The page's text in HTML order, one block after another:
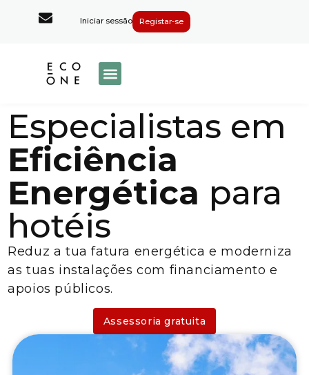
Iniciar sessão Registar-se
Especialistas em
Eficiência
Energética para
hotéis
Reduz a tua fatura energética e moderniza
as tuas instalações com financiamento e
apoios públicos.
Assessoria gratuita